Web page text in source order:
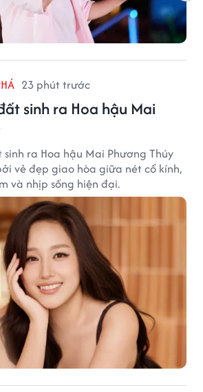
23 phút trước
sinh ra Hoa hậu Mai
ra Hoa hậu Mai Phương Thúy
vẻ đẹp giao hòa giữa nét cổ kính,
và nhịp sống hiện đại.